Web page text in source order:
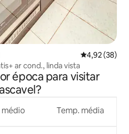
4,92 de uma
4,92 (38)
ar cond., linda vista
época para visitar
médio Temp. média